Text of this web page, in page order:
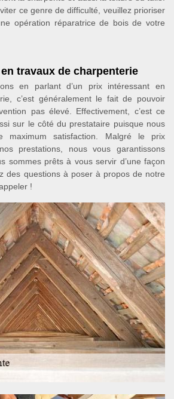
ce genre de difficulté, veuillez prioriser
opération réparatrice de bois de votre
travaux de charpenterie
en parlant d’un prix intéressant en
c’est généralement le fait de pouvoir
pas élevé. Effectivement, c’est ce
sur le côté du prestataire puisque nous
maximum satisfaction. Malgré le prix
prestations, nous vous garantissons
sommes prêts à vous servir d’une façon
des questions à poser à propos de notre
!